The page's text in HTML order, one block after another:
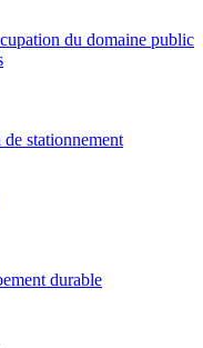
du domaine public
stationnement
durable